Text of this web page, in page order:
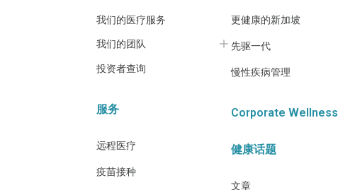
我们的医疗服务
我们的团队
投资者查询
服务
远程医疗
疫苗接种
更健康的新加坡
先驱一代
慢性疾病管理
Corporate Wellness
健康话题
文章